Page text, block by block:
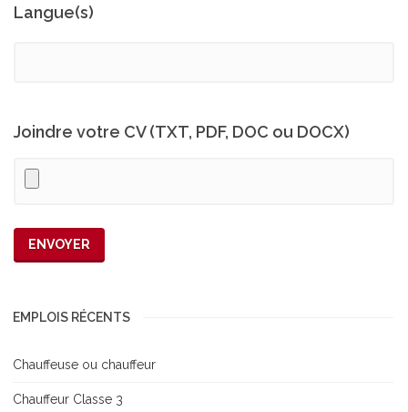
Langue(s)
Joindre votre CV (TXT, PDF, DOC ou DOCX)
EMPLOIS RÉCENTS
Chauffeuse ou chauffeur
Chauffeur Classe 3